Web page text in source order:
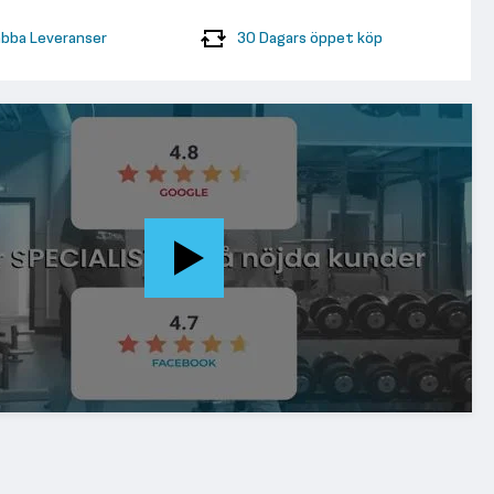
Leveranser 30 Dagars öppet köp